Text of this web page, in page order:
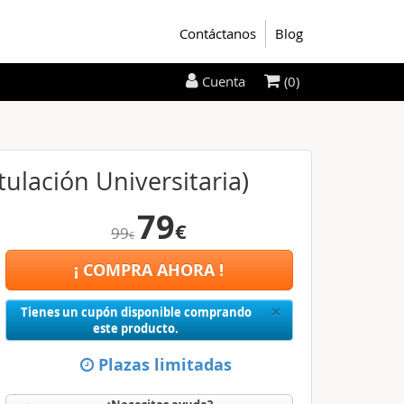
Contáctanos Blog
Universitaria)
99€ 79€
¡ COMPRA AHORA !
×Close
Tienes un cupón disponible comprando
este producto.
Plazas limitadas
Cuenta (0)